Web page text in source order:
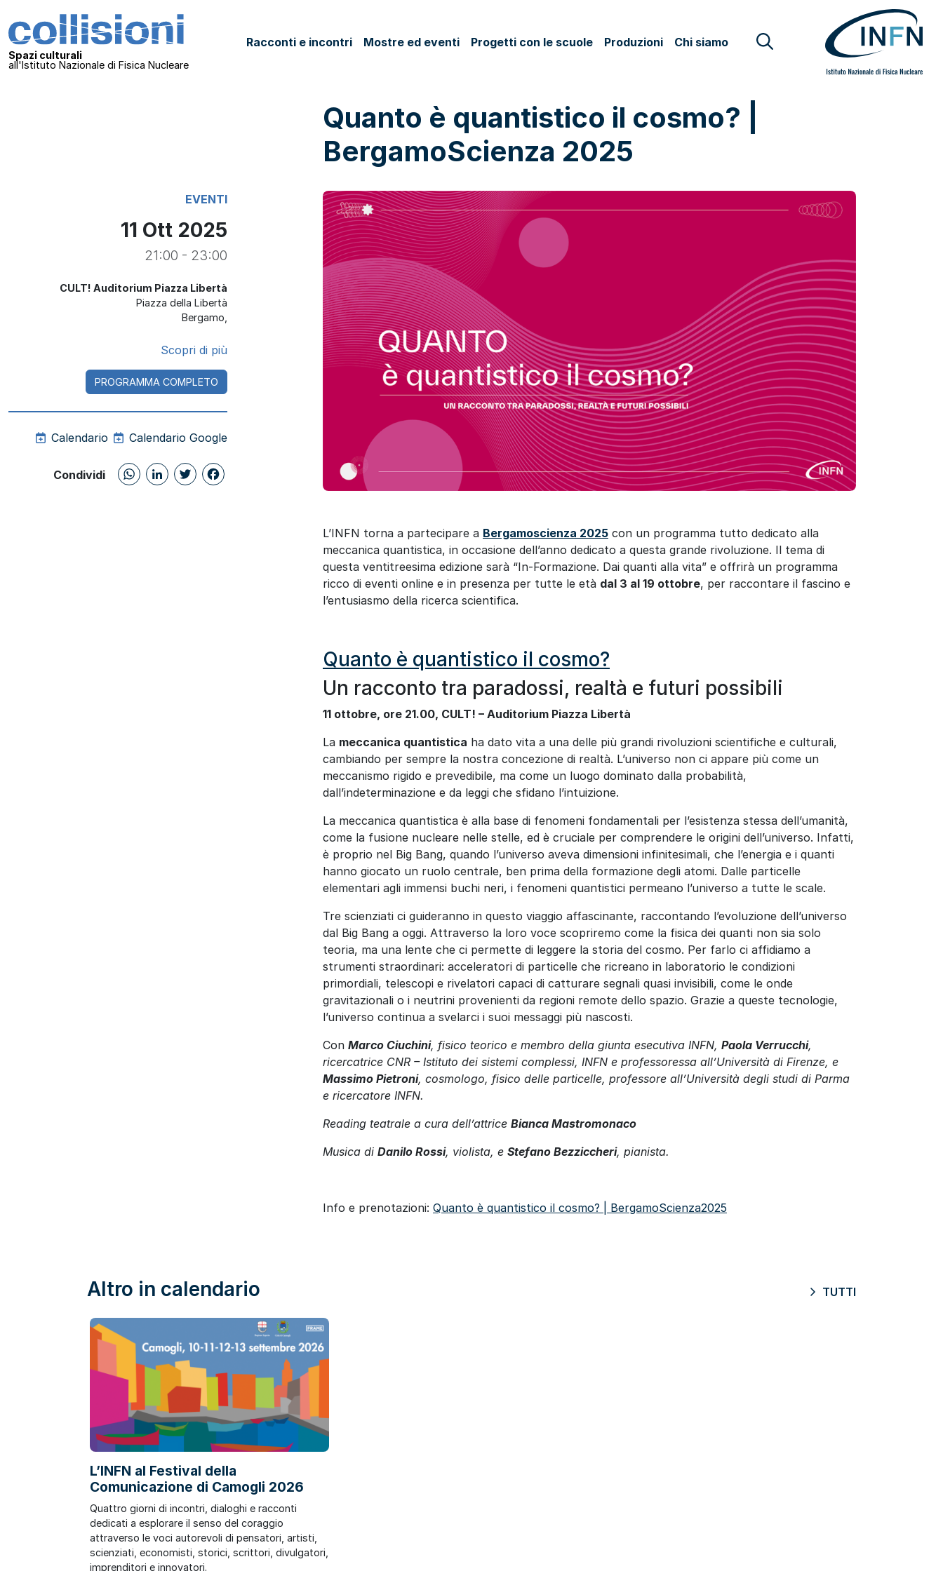
Navigazione principale
Collisioni – INFN
Spazi culturali
all'Istituto Nazionale di Fisica Nucleare
Racconti e incontri Mostre ed eventi Progetti con le scuole Produzioni Chi siamo
Quanto è quantistico il cosmo? |
BergamoScienza 2025
EVENTI
11 Ott 2025
21:00 - 23:00
CULT! Auditorium Piazza Libertà
Piazza della Libertà
Bergamo,
Scopri di più
PROGRAMMA COMPLETO
Calendario Calendario Google
Condividi WhatsApp
LinkedIn
Twitter
L’INFN torna a partecipare a Bergamoscienza 2025 con un programma tutto dedicato alla
meccanica quantistica, in occasione dell’anno dedicato a questa grande rivoluzione. Il tema di
questa ventitreesima edizione sarà “In-Formazione. Dai quanti alla vita” e offrirà un programma
ricco di eventi online e in presenza per tutte le età dal 3 al 19 ottobre, per raccontare il fascino e
l’entusiasmo della ricerca scientifica.
Quanto è quantistico il cosmo?
Un racconto tra paradossi, realtà e futuri possibili
11 ottobre, ore 21.00, CULT! – Auditorium Piazza Libertà
La meccanica quantistica ha dato vita a una delle più grandi rivoluzioni scientifiche e culturali,
cambiando per sempre la nostra concezione di realtà. L’universo non ci appare più come un
meccanismo rigido e prevedibile, ma come un luogo dominato dalla probabilità,
dall’indeterminazione e da leggi che sfidano l’intuizione.
La meccanica quantistica è alla base di fenomeni fondamentali per l’esistenza stessa dell’umanità,
come la fusione nucleare nelle stelle, ed è cruciale per comprendere le origini dell’universo. Infatti,
è proprio nel Big Bang, quando l’universo aveva dimensioni infinitesimali, che l’energia e i quanti
hanno giocato un ruolo centrale, ben prima della formazione degli atomi. Dalle particelle
elementari agli immensi buchi neri, i fenomeni quantistici permeano l’universo a tutte le scale.
Tre scienziati ci guideranno in questo viaggio affascinante, raccontando l’evoluzione dell’universo
dal Big Bang a oggi. Attraverso la loro voce scopriremo come la fisica dei quanti non sia solo
teoria, ma una lente che ci permette di leggere la storia del cosmo. Per farlo ci affidiamo a
strumenti straordinari: acceleratori di particelle che ricreano in laboratorio le condizioni
primordiali, telescopi e rivelatori capaci di catturare segnali quasi invisibili, come le onde
gravitazionali o i neutrini provenienti da regioni remote dello spazio. Grazie a queste tecnologie,
l’universo continua a svelarci i suoi messaggi più nascosti.
Con Marco Ciuchini, fisico teorico e membro della giunta esecutiva INFN, Paola Verrucchi,
ricercatrice CNR – Istituto dei sistemi complessi, INFN e professoressa all’Università di Firenze, e
Massimo Pietroni, cosmologo, fisico delle particelle, professore all’Università degli studi di Parma
e ricercatore INFN.
Reading teatrale a cura dell’attrice Bianca Mastromonaco
Musica di Danilo Rossi, violista, e Stefano Bezziccheri, pianista.
Info e prenotazioni: Quanto è quantistico il cosmo? | BergamoScienza2025
Altro in calendario TUTTI
L’INFN al Festival della
Comunicazione di Camogli 2026
Quattro giorni di incontri, dialoghi e racconti
dedicati a esplorare il senso del coraggio
attraverso le voci autorevoli di pensatori, artisti,
scienziati, economisti, storici, scrittori, divulgatori,
imprenditori e innovatori.